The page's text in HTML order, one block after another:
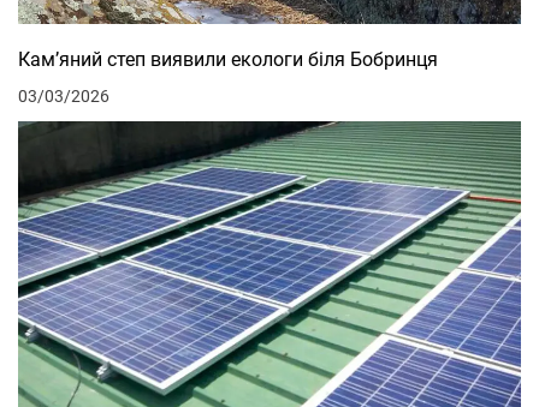
Кам’яний степ виявили екологи біля Бобринця
03/03/2026